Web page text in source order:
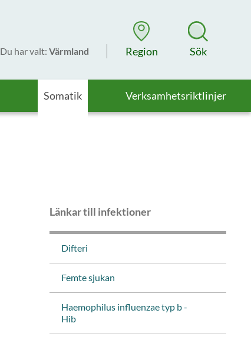
Du har valt: Värmland Region Sök
Somatik Verksamhetsriktlinjer
Länkar till infektioner
Difteri
Femte sjukan
Haemophilus influenzae typ b -
Hib